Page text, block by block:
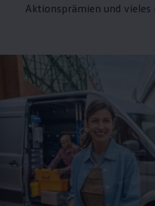
Aktionsprämien und vieles